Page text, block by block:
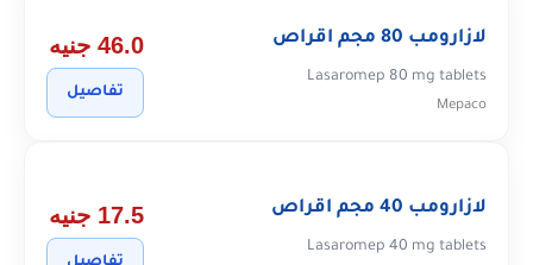
لازارومب 80 مجم اقراص
Lasaromep 80 mg tablets
Mepaco
46.0 جنيه
تفاصيل
لازارومب 40 مجم اقراص
Lasaromep 40 mg tablets
17.5 جنيه